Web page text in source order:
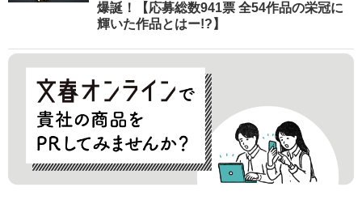
爆誕！【応募総数941票 全54作品の栄冠に
輝いた作品とはー!?】